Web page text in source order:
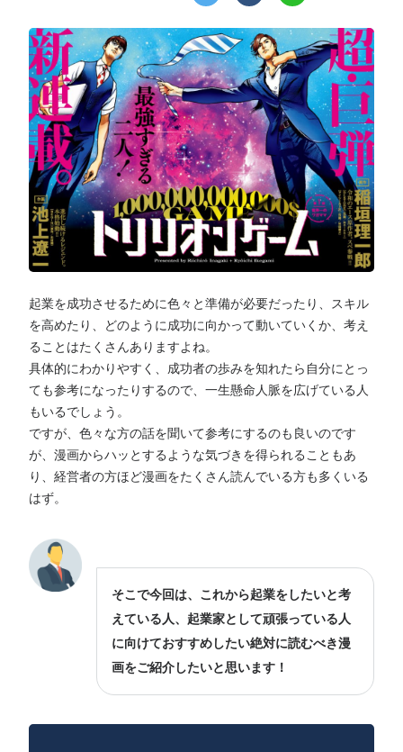
起業を成功させるために色々と準備が必要だったり、スキル
を高めたり、どのように成功に向かって動いていくか、考え
ることはたくさんありますよね。
具体的にわかりやすく、成功者の歩みを知れたら自分にとっ
ても参考になったりするので、一生懸命人脈を広げている人
もいるでしょう。
ですが、色々な方の話を聞いて参考にするのも良いのです
が、漫画からハッとするような気づきを得られることもあ
り、経営者の方ほど漫画をたくさん読んでいる方も多くいる
はず。
そこで今回は、これから起業をしたいと考
えている人、起業家として頑張っている人
に向けておすすめしたい絶対に読むべき漫
画をご紹介したいと思います！